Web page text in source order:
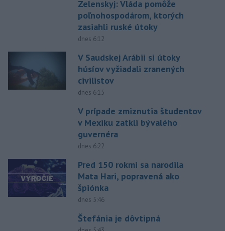
Zelenskyj: Vláda pomôže
poľnohospodárom, ktorých
zasiahli ruské útoky
dnes 6:12
V Saudskej Arábii si útoky
húsíov vyžiadali zranených
civilistov
dnes 6:15
V prípade zmiznutia študentov
v Mexiku zatkli bývalého
guvernéra
dnes 6:22
Pred 150 rokmi sa narodila
Mata Hari, popravená ako
špiónka
dnes 5:46
Štefánia je dôvtipná